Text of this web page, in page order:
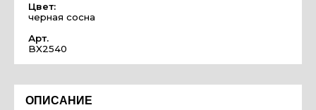
Цвет:
черная сосна
Арт.
BX2540
ОПИСАНИЕ